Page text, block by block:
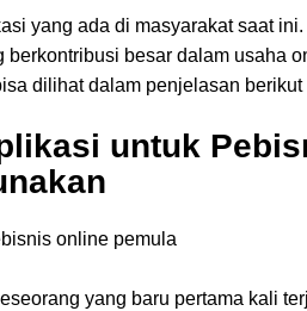
yang ada di masyarakat saat
berkontribusi besar dalam usaha
dilihat dalam penjelasan berikut
untuk
yang baru pertama kali